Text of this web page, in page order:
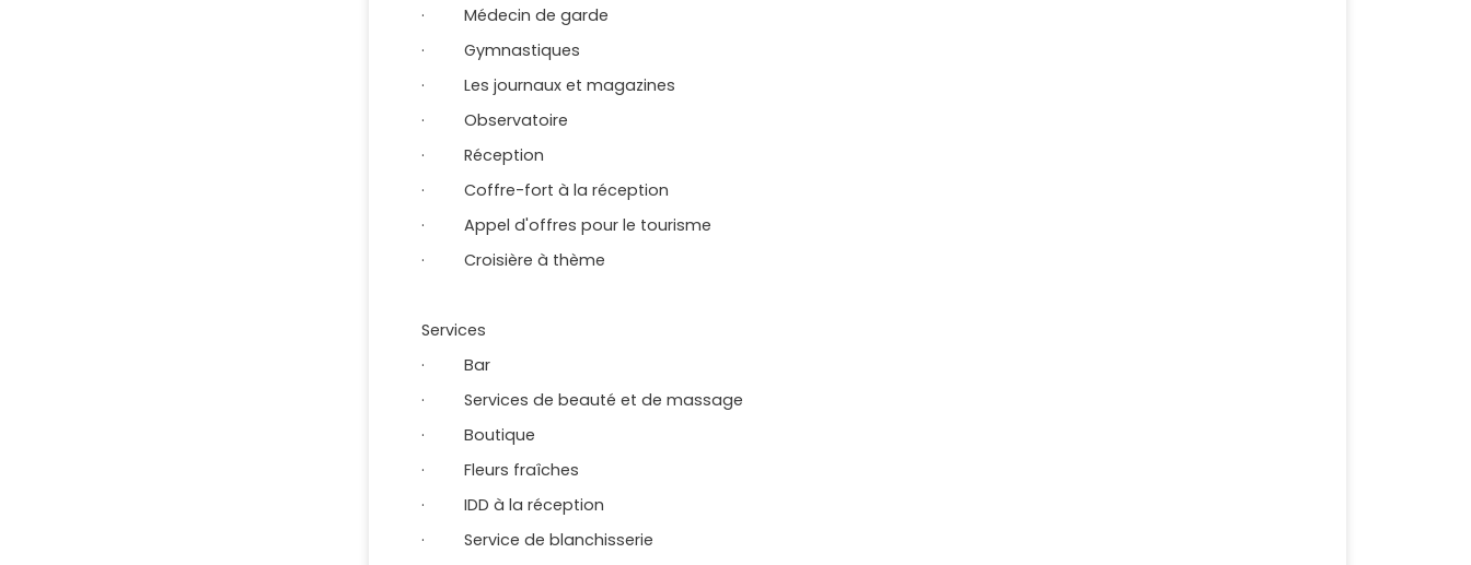
· Médecin de garde
· Gymnastiques
· Les journaux et magazines
· Observatoire
· Réception
· Coffre-fort à la réception
· Appel d'offres pour le tourisme
· Croisière à thème
Services
· Bar
· Services de beauté et de massage
· Boutique
· Fleurs fraîches
· IDD à la réception
· Service de blanchisserie